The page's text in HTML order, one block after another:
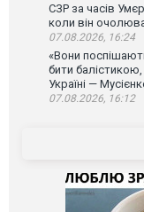
СЗР за часів
коли він
07.08.2026, 16:24
«Вони
бити
Україні —
07.08.2026, 16:12